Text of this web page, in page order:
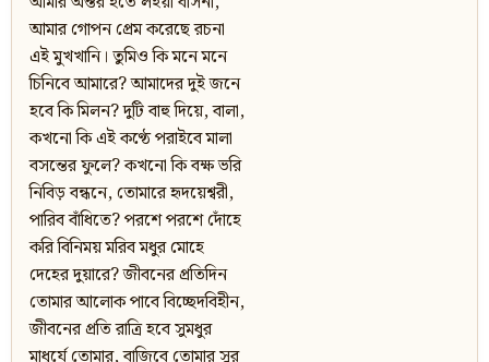
আমার গোপন প্রেম করেছে রচনা
এই মুখখানি। তুমিও কি মনে মনে
চিনিবে আমারে? আমাদের দুই জনে
হবে কি মিলন? দুটি বাহু দিয়ে, বালা,
কখনো কি এই কণ্ঠে পরাইবে মালা
বসন্তের ফুলে? কখনো কি বক্ষ ভরি
নিবিড় বন্ধনে, তোমারে হৃদয়েশ্বরী,
পারিব বাঁধিতে? পরশে পরশে দোঁহে
করি বিনিময় মরিব মধুর মোহে
দেহের দুয়ারে? জীবনের প্রতিদিন
তোমার আলোক পাবে বিচ্ছেদবিহীন,
জীবনের প্রতি রাত্রি হবে সুমধুর